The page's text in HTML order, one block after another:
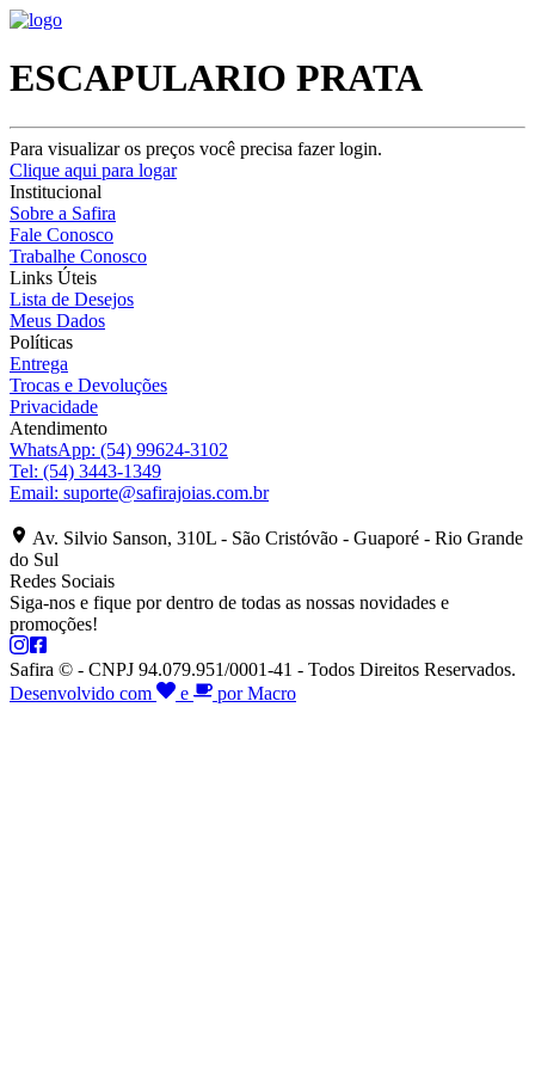
ESCAPULARIO PRATA
Para visualizar os preços você precisa fazer login.
Clique aqui para logar
Institucional
Sobre a Safira
Fale Conosco
Trabalhe Conosco
Links Úteis
Lista de Desejos
Meus Dados
Políticas
Entrega
Trocas e Devoluções
Privacidade
Atendimento
WhatsApp: (54) 99624-3102
Tel: (54) 3443-1349
Email: suporte@safirajoias.com.br
Av. Silvio Sanson, 310L - São Cristóvão - Guaporé - Rio Grande
do Sul
Redes Sociais
Siga-nos e fique por dentro de todas as nossas novidades e
promoções!
Safira © - CNPJ 94.079.951/0001-41 - Todos Direitos Reservados.
Desenvolvido com
e por Macro